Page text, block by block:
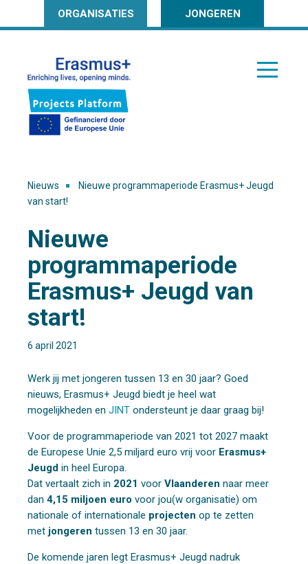
ORGANISATIES JONGEREN
Nieuws
Nieuwe programmaperiode Erasmus+ Jeugd
van start!
Nieuwe
programmaperiode
Erasmus+ Jeugd van
start!
6 april 2021
Werk jij met jongeren tussen 13 en 30 jaar? Goed
nieuws, Erasmus+ Jeugd biedt je heel wat
mogelijkheden en JINT ondersteunt je daar graag bij!
Voor de programmaperiode van 2021 tot 2027 maakt
de Europese Unie 2,5 miljard euro vrij voor Erasmus+
Jeugd in heel Europa.
Dat vertaalt zich in 2021 voor Vlaanderen naar meer
dan 4,15 miljoen euro voor jou(w organisatie) om
nationale of internationale projecten op te zetten
met jongeren tussen 13 en 30 jaar.
De komende jaren legt Erasmus+ Jeugd nadruk